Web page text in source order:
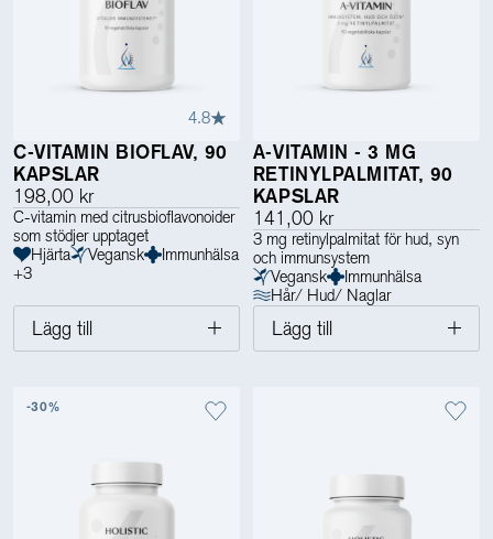
4.8
C-VITAMIN BIOFLAV, 90
KAPSLAR
198,00 kr
C-vitamin med citrusbioflavonoider
som stödjer upptaget
Hjärta
Vegansk
Immunhälsa
+3
Lägg till
A-VITAMIN - 3 MG
RETINYLPALMITAT, 90
KAPSLAR
141,00 kr
3 mg retinylpalmitat för hud, syn
och immunsystem
Vegansk
Immunhälsa
Hår/ Hud/ Naglar
Lägg till
-30%